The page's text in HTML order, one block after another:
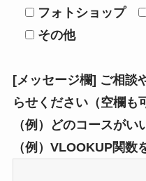
フォトショップ
その他
[メッセージ欄] ご相談
らせください（空欄も
（例）どのコースがい
（例）VLOOKUP関数